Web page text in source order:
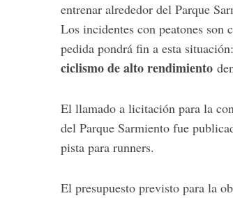
entrenar alrededor del Parque
Los incidentes con peatones son
pedida pondrá fin a esta
ciclismo de alto rendimiento
El llamado a licitación para la
del Parque Sarmiento fue
pista para runners.
El presupuesto previsto para la